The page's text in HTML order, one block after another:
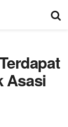
Asasi